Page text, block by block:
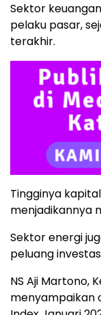
Sektor
pelaku pasar,
terakhir.
Tingginya
menjadikannya
Sektor energi
peluang
NS Aji Martono,
menyampaikan